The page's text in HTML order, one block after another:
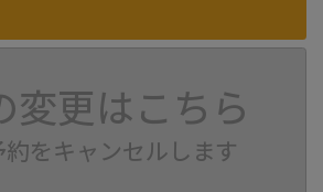
変更はこちら
をキャンセルします